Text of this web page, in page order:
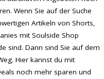
Wenn Sie auf der Suche
Artikeln von Shorts,
mit Soulside Shop
sind. Dann sind Sie auf dem
Hier kannst du mit
noch mehr sparen und